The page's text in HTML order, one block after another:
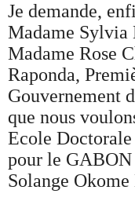
Je demande,
Madame Sylvia
Madame Rose
Raponda,
Gouvernement
que nous
Ecole
pour le
Solange Okome